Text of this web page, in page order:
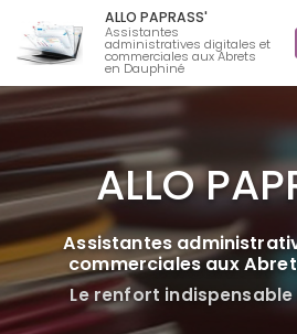
contenu
ALLO PAPRASS'
Assistantes
administratives digitales et
commerciales aux Abrets
en Dauphiné
ALLO
Assistantes
commerciales aux
Le renfort